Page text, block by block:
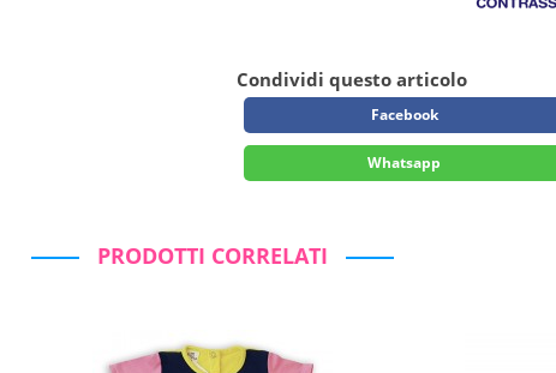
Condividi questo articolo
Facebook
Whatsapp
PRODOTTI CORRELATI